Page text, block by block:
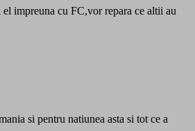
impreuna cu FC,vor repara ce altii au
si pentru natiunea asta si tot ce a